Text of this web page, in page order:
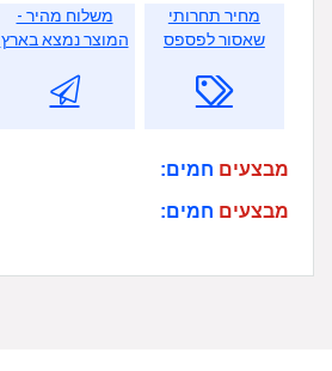
מחיר תחרותי
שאסור לפספס
משלוח מהיר -
המוצר נמצא בארץ
מבצעים חמים:
מבצעים חמים: